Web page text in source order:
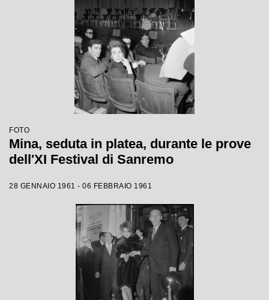
FOTO
Mina, seduta in platea, durante le prove
dell'XI Festival di Sanremo
28 GENNAIO 1961 - 06 FEBBRAIO 1961